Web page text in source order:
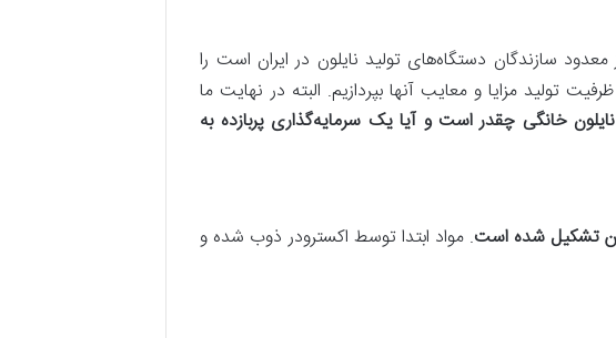
سازندگان دستگاه‌های تولید نایلون در ایران است را
تولید مزایا و معایب آنها ‌بپردازیم. البته در نهایت ما
خانگی چقدر است و آیا یک سرمایه‌گذاری پربازده به
کن تشکیل شده است. مواد ابتدا توسط اکسترودر ذوب شده و